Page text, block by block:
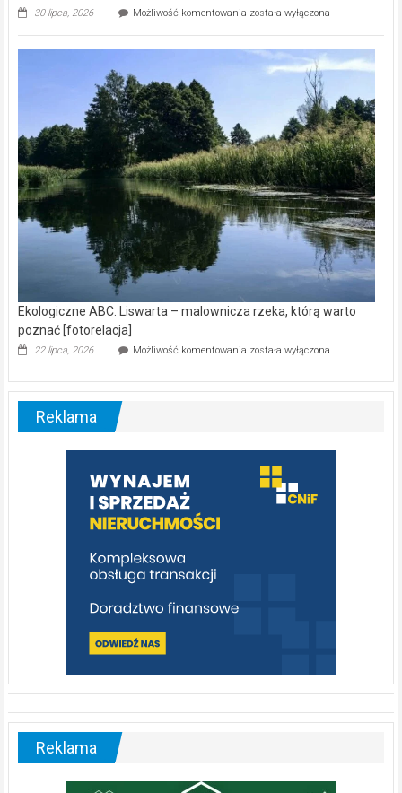
30 lipca, 2026 Możliwość komentowania Ekologiczne
kamerą
wśród
została wyłączona
Ekologiczne ABC. Liswarta – malownicza rzeka, którą warto
poznać [fotorelacja]
22 lipca, 2026 Możliwość komentowania Ekologiczne
–
warto
poznać
[fotorelacja]
została wyłączona
Reklama
Reklama